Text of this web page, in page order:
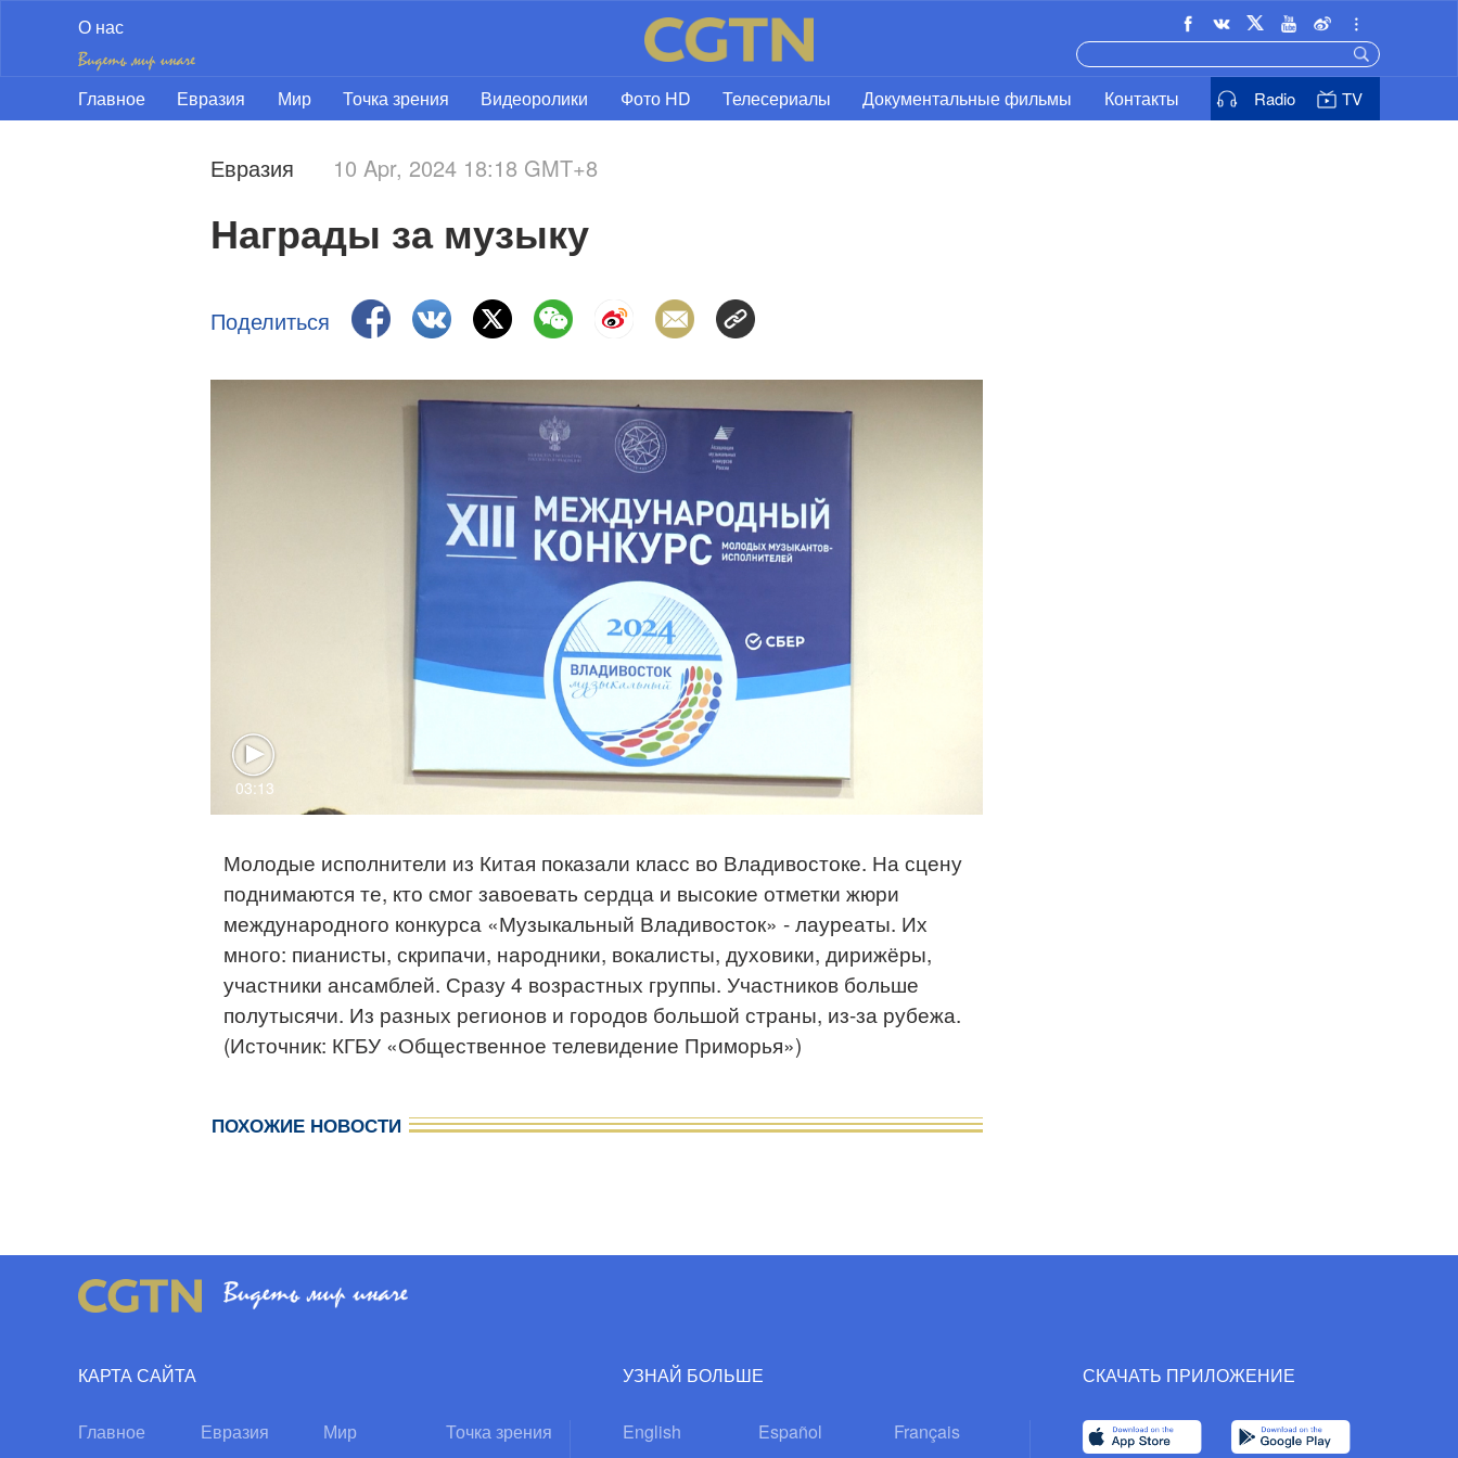
О нас
Главное Евразия Мир Точка зрения Видеоролики Фото HD Телесериалы Документальные фильмы Контакты Radio TV
Евразия 10 Apr, 2024 18:18 GMT+8
Награды за музыку
Поделиться
03:13
Молодые исполнители из Китая показали класс во Владивостоке. На сцену
поднимаются те, кто смог завоевать сердца и высокие отметки жюри
международного конкурса «Музыкальный Владивоcток» - лауреаты. Их
много: пианисты, скрипачи, народники, вокалисты, духовики, дирижёры,
участники ансамблей. Сразу 4 возрастных группы. Участников больше
полутысячи. Из разных регионов и городов большой страны, из-за рубежа.
(Источник: КГБУ «Общественное телевидение Приморья»)
ПОХОЖИЕ НОВОСТИ
КАРТА САЙТА
Главное Евразия Мир Точка зрения
УЗНАЙ БОЛЬШЕ
English Español Français
СКАЧАТЬ ПРИЛОЖЕНИЕ